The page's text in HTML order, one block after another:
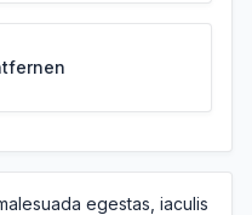
egestas, iaculis